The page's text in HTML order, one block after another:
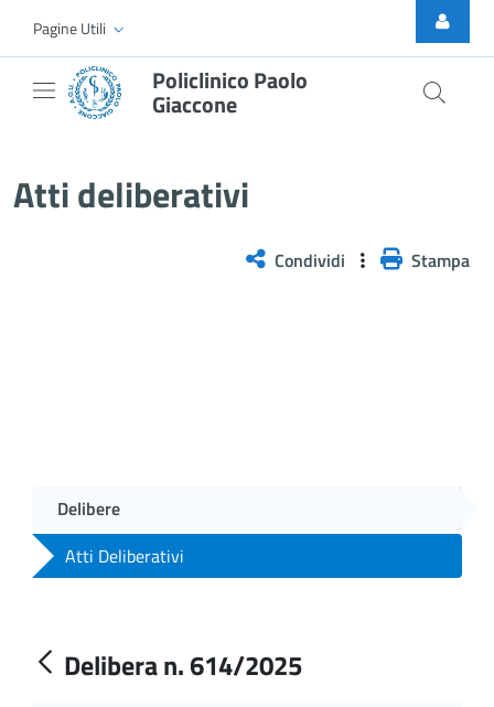
Skip to Main Content
Pagine Utili
Policlinico Paolo
Giaccone
Atti deliberativi
Condividi Stampa
Delibere
Atti Deliberativi
Delibera n. 614/2025